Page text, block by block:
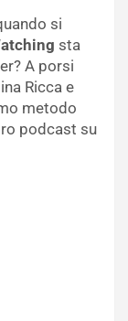
si
sta
A porsi
Ricca e
metodo
podcast su